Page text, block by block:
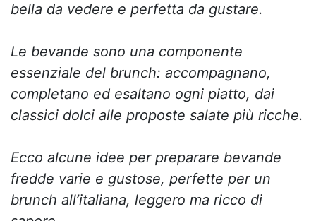
bella da vedere e perfetta da gustare.
Le bevande sono una componente
essenziale del brunch: accompagnano,
completano ed esaltano ogni piatto, dai
classici dolci alle proposte salate più ricche.
Ecco alcune idee per preparare bevande
fredde varie e gustose, perfette per un
brunch all’italiana, leggero ma ricco di